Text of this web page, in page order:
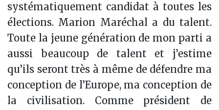
systématiquement candidat à toutes les
élections. Marion Maréchal a du talent.
Toute la jeune génération de mon parti a
aussi beaucoup de talent et j’estime
qu’ils seront très à même de défendre ma
conception de l’Europe, ma conception de
la civilisation. Comme président de